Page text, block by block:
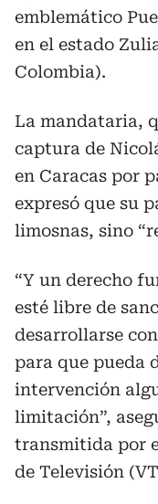
emblemático
en el estado
Colombia).
La mandataria,
captura de
en Caracas por
expresó que su
limosnas, sino
“Y un derecho
esté libre de
desarrollarse
para que pueda
intervención
limitación”,
transmitida por
de Televisión